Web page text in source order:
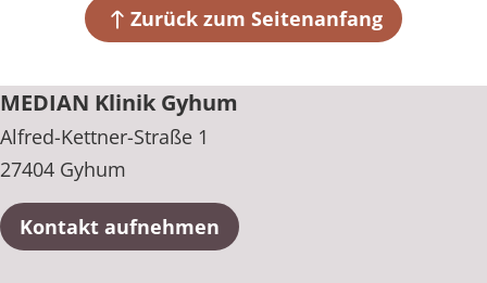
27404 GyhumZurück zum Seitenanfang
MEDIAN Klinik Gyhum
Alfred-Kettner-Straße 1
27404 Gyhum
Kontakt aufnehmen